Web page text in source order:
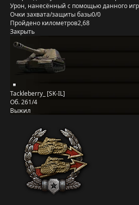
Урон, нанесённый с помощью данного
Очки захвата/защиты базы0/0
Пройдено километров2,68
Закрыть
Tackleberry_ [SK-IL]
Об. 261/4
Выжил